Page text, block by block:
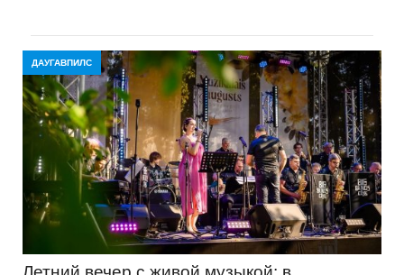
ДАУГАВПИЛС